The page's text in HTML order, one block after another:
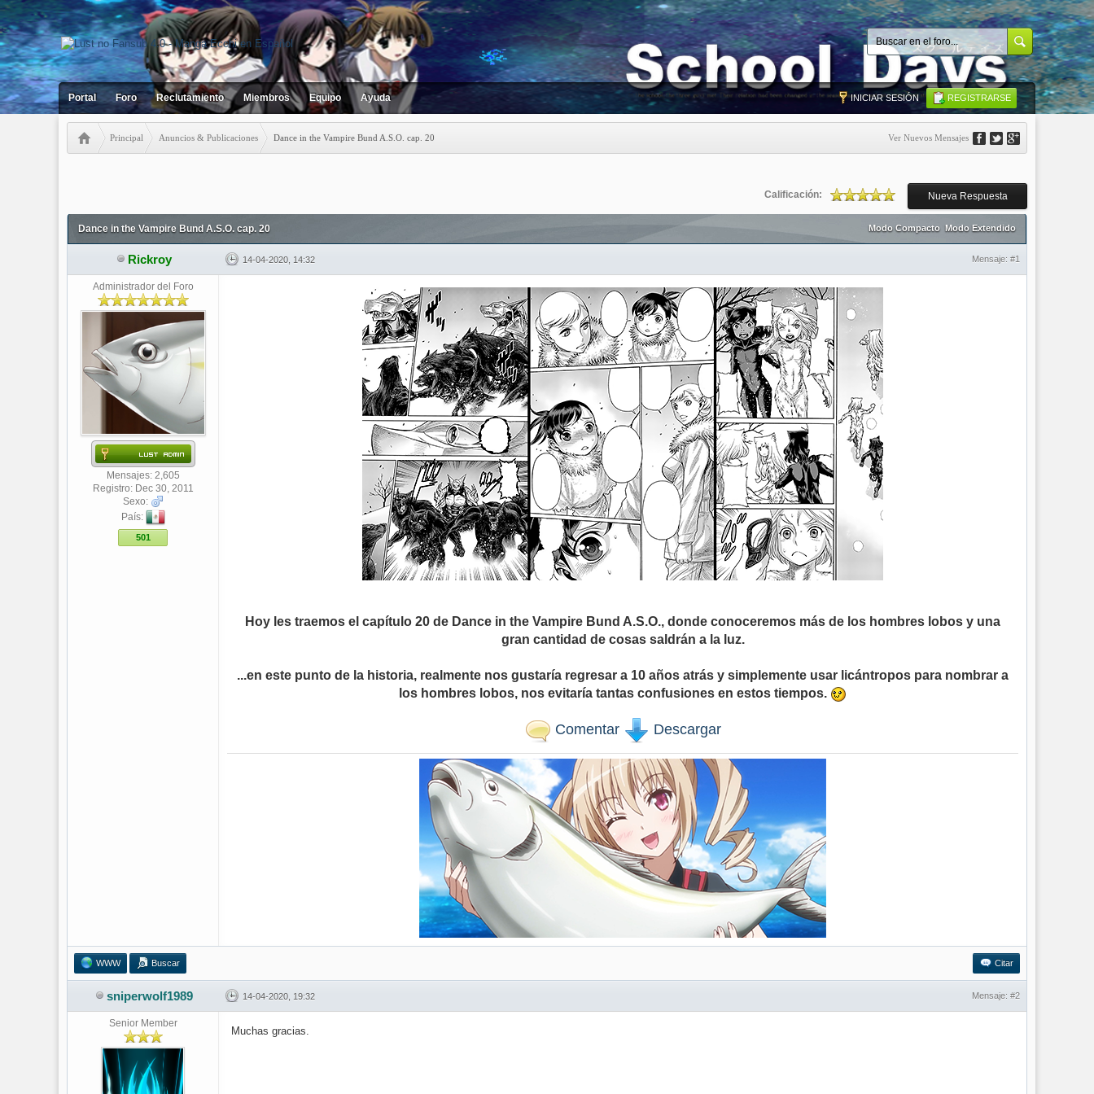
Portal Foro Reclutamiento Miembros Equipo Ayuda INICIAR SESIÓN REGISTRARSE
Principal Anuncios & Publicaciones Dance in the Vampire Bund A.S.O. cap. 20 Ver Nuevos Mensajes
Nueva Respuesta
Calificación:
Modo Compacto Modo Extendido
Dance in the Vampire Bund A.S.O. cap. 20
Rickroy 14-04-2020, 14:32 Mensaje: #1
Administrador del Foro
Mensajes: 2,605
Registro: Dec 30, 2011
Sexo:
País:
501
Hoy les traemos el capítulo 20 de Dance in the Vampire Bund A.S.O., donde conoceremos más de los hombres lobos y una
gran cantidad de cosas saldrán a la luz.
...en este punto de la historia, realmente nos gustaría regresar a 10 años atrás y simplemente usar licántropos para nombrar a
los hombres lobos, nos evitaría tantas confusiones en estos tiempos.
Comentar Descargar
WWW Buscar Citar
sniperwolf1989 14-04-2020, 19:32 Mensaje: #2
Senior Member
Muchas gracias.